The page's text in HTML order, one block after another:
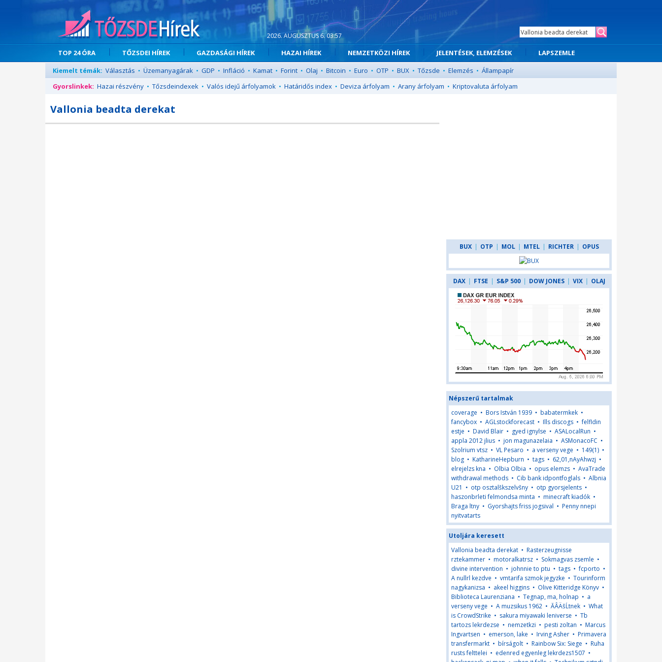
2026. AUGUSZTUS 6. 03:57
TOP 24 ÓRA TŐZSDEI HÍREK GAZDASÁGI HÍREK HAZAI HÍREK NEMZETKÖZI HÍREK JELENTÉSEK, ELEMZÉSEK
LAPSZEMLE
Kiemelt témák: Választás • Üzemanyagárak • GDP • Infláció • Kamat • Forint • Olaj • Bitcoin • Euro • OTP • BUX • Tőzsde • Elemzés • Állampapír
Gyorslinkek: Hazai részvény • Tőzsdeindexek • Valós idejű árfolyamok • Határidős index • Deviza árfolyam • Arany árfolyam • Kriptovaluta árfolyam
Vallonia beadta derekat
BUX | OTP | MOL | MTEL | RICHTER | OPUS
DAX | FTSE | S&P 500 | DOW JONES | VIX | OLAJ
Népszerű tartalmak
coverage • Bors István 1939 • babatermkek •
fancybox • AGLstockforecast • Ills discogs •felfldin
estje • David Blair • gyed ignylse • ASALocalRun •
appla 2012 jlius • jon magunazelaia • ASMonacoFC •
Szolrium vtsz • VL Pesaro • a verseny vege • 149(1) •
blog • KatharineHepburn • tags • 62,01,nAyAhwzj •
elrejelzs kna • Olbia Olbia • opus elemzs • AvaTrade
withdrawal methods • Cib bank idpontfoglals • Albnia
U21 • otp osztalškszelvšny • otp gyorsjelents •
haszonbrleti felmondsa minta • minecraft kiadók •
Braga ltny • Gyorshajts friss jogsival • Penny nnepi
nyitvatarts
Utoljára keresett
Vallonia beadta derekat • Rasterzeugnisse
rztekammer • motoralkatrsz • Sokmagvas zsemle •
divine intervention • johnnie to ptu • tags •fcporto •
A nullrl kezdve • vmtarifa szmok jegyzke • Tourinform
nagykanizsa • akeel higgins • Olive Kitteridge Könyv •
Biblioteca Laurenziana • Tegnap, ma, holnap • a
verseny vege • A muzsikus 1962 • ĂÂÄšĹtnek • What
is CrowdStrike • sakura miyawaki leniverse • Tb
tartozs lekrdezse • nemzetkzi • pesti zoltan • Marcus
Ingvartsen • emerson, lake • Irving Asher • Primavera
transfermarkt • bírságolt • Rainbow Six: Siege • Ruha
rusts felttelei • edenred egyenleg lekrdezs1507 •